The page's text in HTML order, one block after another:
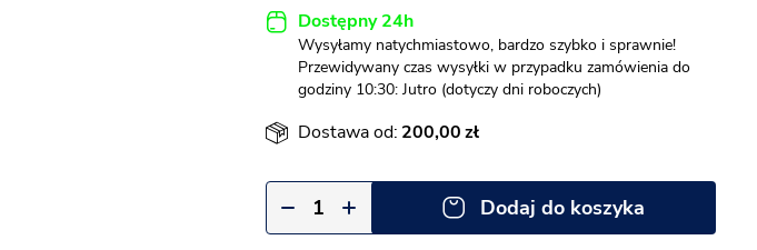
Dostępny 24h
Wysyłamy natychmiastowo, bardzo szybko i sprawnie!
Przewidywany czas wysyłki w przypadku zamówienia do
godziny 10:30: Jutro (dotyczy dni roboczych)
Dostawa od: 200,00
Dodaj do koszyka